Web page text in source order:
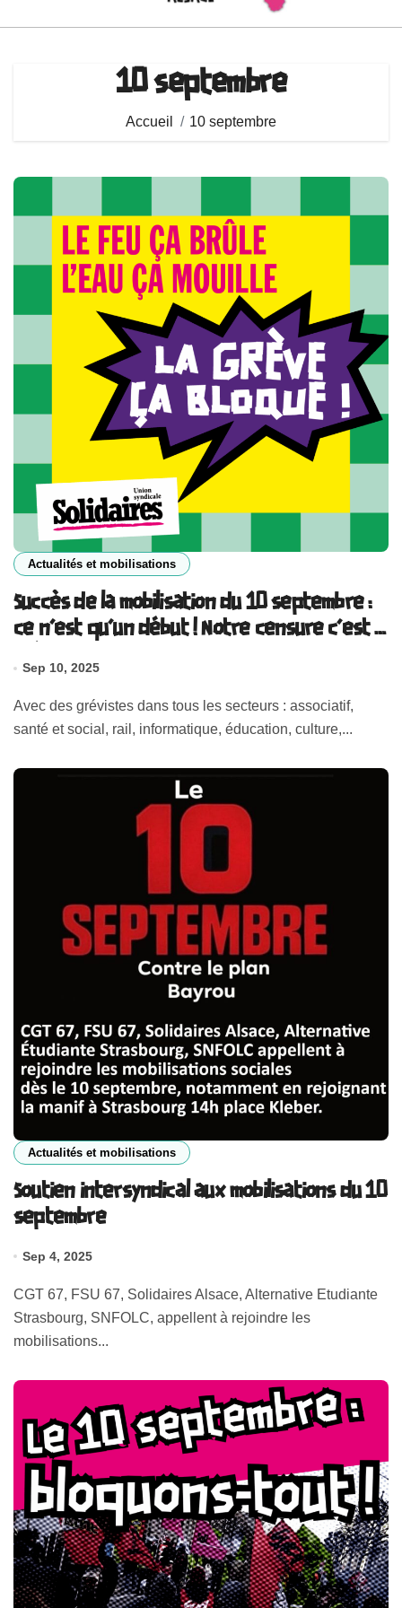
10 septembre
Accueil 10 septembre
Actualités et mobilisations
Succès de la mobilisation du 10 septembre :
ce n’est qu’un début ! Notre censure c’est la
Sep 10, 2025
Avec des grévistes dans tous les secteurs : associatif,
santé et social, rail, informatique, éducation, culture,...
Actualités et mobilisations
Soutien intersyndical aux mobilisations du 10
septembre
Sep 4, 2025
CGT 67, FSU 67, Solidaires Alsace, Alternative Etudiante
Strasbourg, SNFOLC, appellent à rejoindre les
mobilisations...